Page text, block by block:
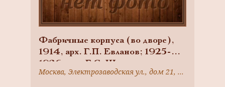
Фабричные корпуса (во дворе),
1914, арх. Г.П. Евланов; 1925-
1926, арх. Г.С. Шиханов,
ансамбль фабрики ТовариществаМосква, Электрозаводская ул., дом 21, корпус 4